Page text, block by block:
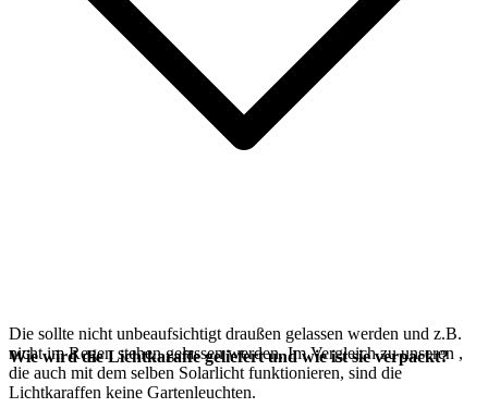
Die sollte nicht unbeaufsichtigt draußen gelassen werden und z.B.
nicht im Regen stehen gelassen werden. Im Vergleich zu unseren ,
die auch mit dem selben Solarlicht funktionieren, sind die
Lichtkaraffen keine Gartenleuchten.
Wie wird die Lichtkaraffe geliefert und wie ist sie verpackt?